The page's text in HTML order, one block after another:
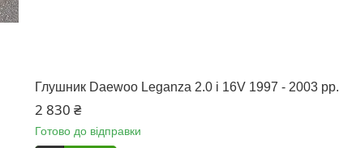
Глушник Daewoo Leganza 2.0 i 16V 1997 - 2003 рр.
2 830 ₴
Готово до відправки